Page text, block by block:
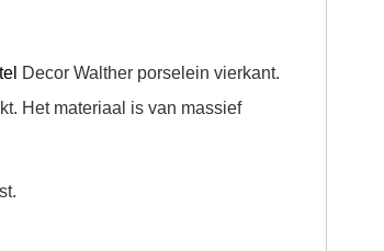
Decor Walther porselein vierkant.
Het materiaal is van massief